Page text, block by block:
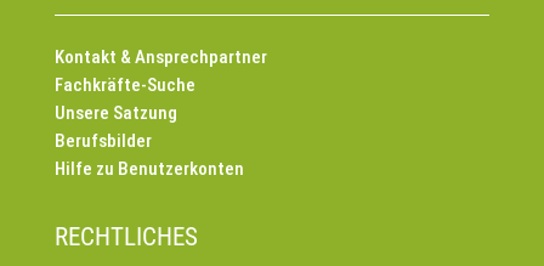
Kontakt & Ansprechpartner
Fachkräfte-Suche
Unsere Satzung
Berufsbilder
Hilfe zu Benutzerkonten
RECHTLICHES